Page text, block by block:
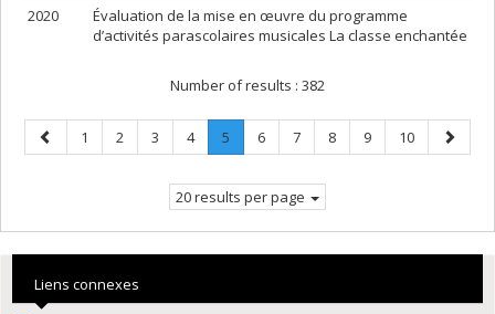
2020
Évaluation de la mise en œuvre du programme
d’activités parascolaires musicales La classe enchantée
Number of results : 382
Previous
page
Page
1 Page
2 Page
3 Page
4 Page
5
Current
Page
6 Page
7 Page
8 Page
9 Page
10
Next
page
20 results per page
Liens connexes